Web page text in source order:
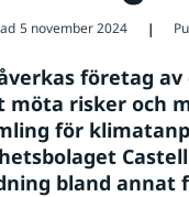
5 november 2024 ❘
företag
möta risker och
för
bland annat